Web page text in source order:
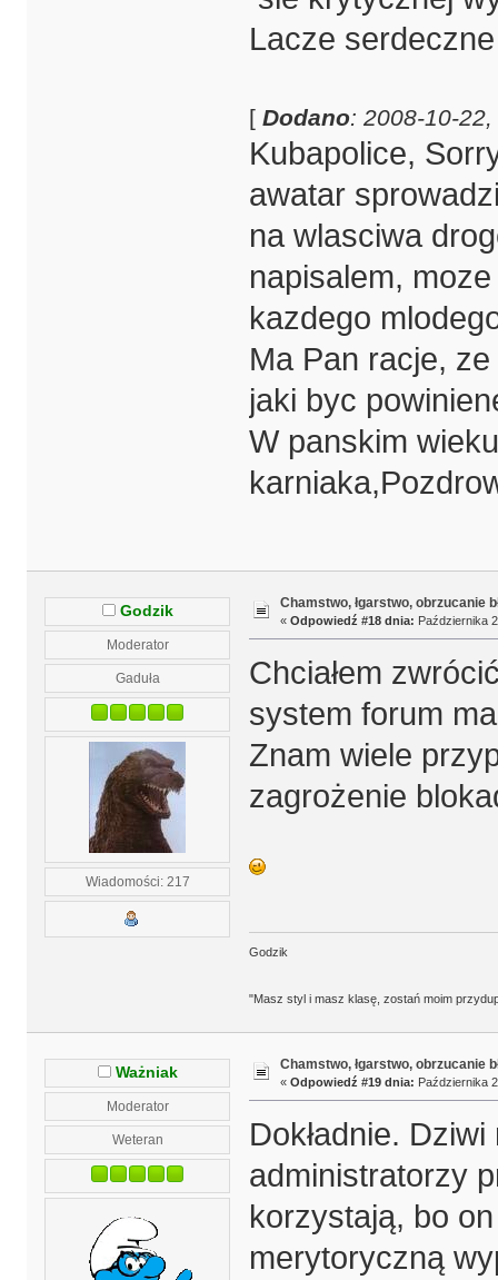
Lacze
[ Dodano: 2008-10-
Kubapolice,
awatar
na wlasciwa
napisalem,
kazdego
Ma Pan racje,
jaki byc
W panskim
Godzik
Moderator
Gaduła
Wiadomości: 217
Chamstwo, łgarstwo, obrzucanie
« Odpowiedź #18 dnia: Października
Chciałem
system forum
Znam wiele
zagrożenie
Godzik
"Masz styl i masz klasę, zostań moim
Ważniak
Moderator
Weteran
Chamstwo, łgarstwo, obrzucanie
« Odpowiedź #19 dnia: Października
Dokładnie.
administratorzy
korzystają, bo
merytoryczną